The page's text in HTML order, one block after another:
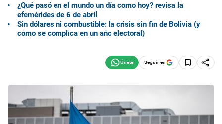
¿Qué pasó en el mundo un día como hoy? revisa la
efemérides de 6 de abril
Sin dólares ni combustible: la crisis sin fin de Bolivia (y
cómo se complica en un año electoral)
Seguir en